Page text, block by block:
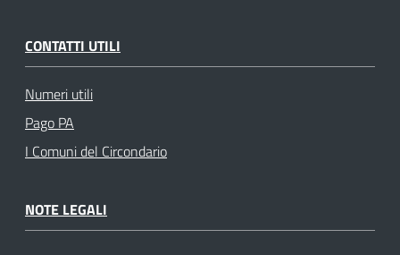
CONTATTI UTILI
Numeri utili
Pago PA
I Comuni del Circondario
NOTE LEGALI